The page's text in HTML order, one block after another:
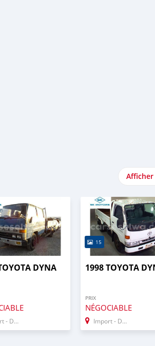
DYNA
Dubai
15
1998 TOYOTA
PRIX
NÉGOCIABLE
Import - Dubai